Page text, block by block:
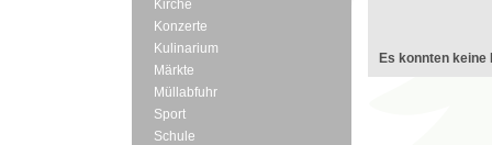
Kirche
Konzerte
Kulinarium
Märkte
Müllabfuhr
Sport
Schule
Es konnten keine